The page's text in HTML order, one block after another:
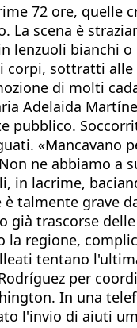
72 ore, quelle
La scena è
lenzuoli bianchi
corpi, sottratti
di molti
Adelaida
pubblico.
«Mancavano
ne abbiamo a
in lacrime,
talmente grave
già trascorse
regione,
tentano
per
In una
l'invio di aiuti